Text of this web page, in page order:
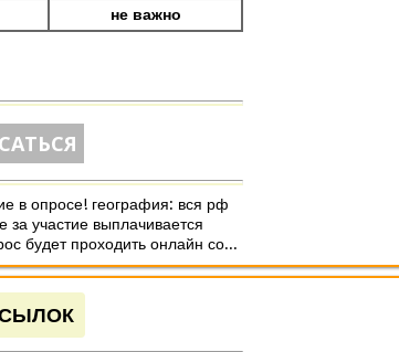
не важно
в опросе! география: вся рф
за участие выплачивается
будет проходить онлайн со...